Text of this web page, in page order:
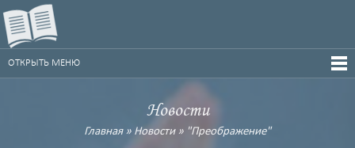
ОТКРЫТЬ МЕНЮ
Новости
Главная» Новости» "Преображение"